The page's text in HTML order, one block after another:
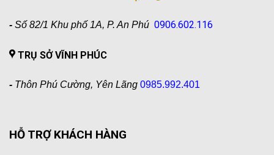
- Số 82/1 Khu phố 1A, P. An Phú 0906.602.116
TRỤ SỞ VĨNH PHÚC
- Thôn Phú Cường, Yên Lãng 0985.992.401
HỖ TRỢ KHÁCH HÀNG